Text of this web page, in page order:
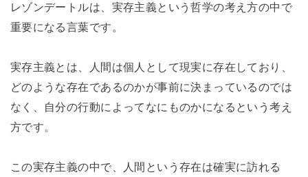
レゾンデートルは、実存主義という哲学の考え方の中で
重要になる言葉です。
実存主義とは、人間は個人として現実に存在しており、
どのような存在であるのかが事前に決まっているのでは
なく、自分の行動によってなにものかになるという考え
方です。
この実存主義の中で、人間という存在は確実に訪れる